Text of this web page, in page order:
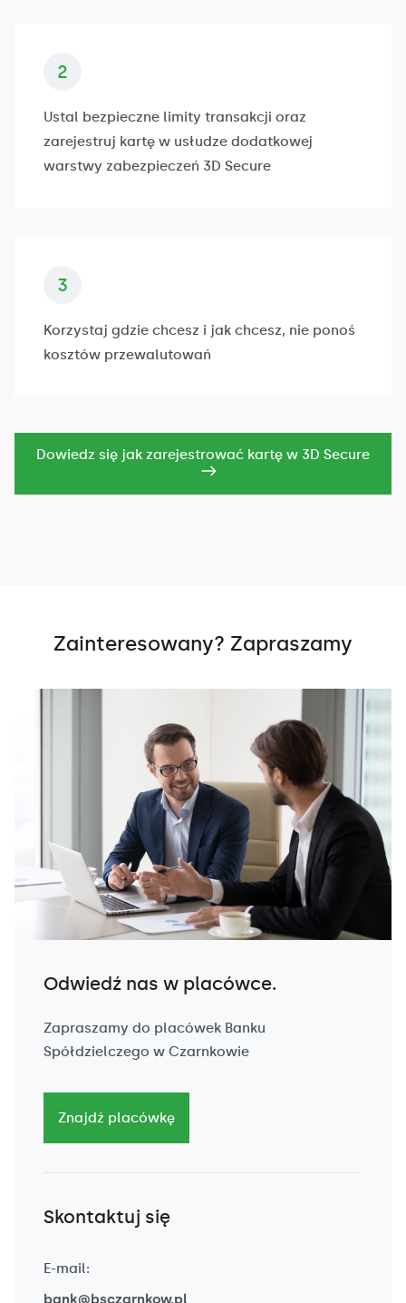
Ustal bezpieczne limity transakcji oraz
zarejestruj kartę w usłudze dodatkowej
warstwy zabezpieczeń 3D Secure
Korzystaj gdzie chcesz i jak chcesz, nie ponoś
kosztów przewalutowań
Dowiedz się jak zarejestrować kartę w 3D Secure
Zainteresowany? Zapraszamy
Odwiedź nas w placówce.
Zapraszamy do placówek Banku
Spółdzielczego w Czarnkowie
Znajdź placówkę
Skontaktuj się
E-mail:
bank@bsczarnkow.pl